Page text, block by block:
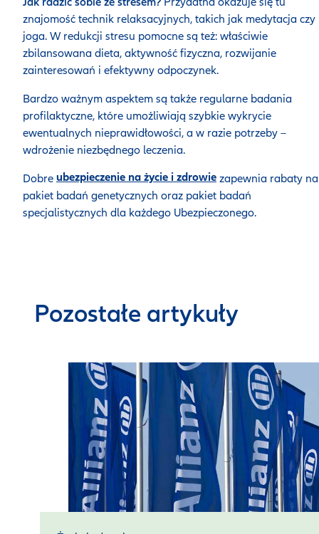
znajomość technik relaksacyjnych, takich jak medytacja czy
joga. W redukcji stresu pomocne są też: właściwie
zbilansowana dieta, aktywność fizyczna, rozwijanie
zainteresowań i efektywny odpoczynek.
Bardzo ważnym aspektem są także regularne badania
profilaktyczne, które umożliwiają szybkie wykrycie
ewentualnych nieprawidłowości, a w razie potrzeby –
wdrożenie niezbędnego leczenia.
Dobre ubezpieczenie na życie i zdrowie zapewnia rabaty na
pakiet badań genetycznych oraz pakiet badań
specjalistycznych dla każdego Ubezpieczonego.
Pozostałe artykuły